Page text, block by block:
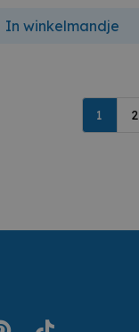
In winkelmandje
1 2